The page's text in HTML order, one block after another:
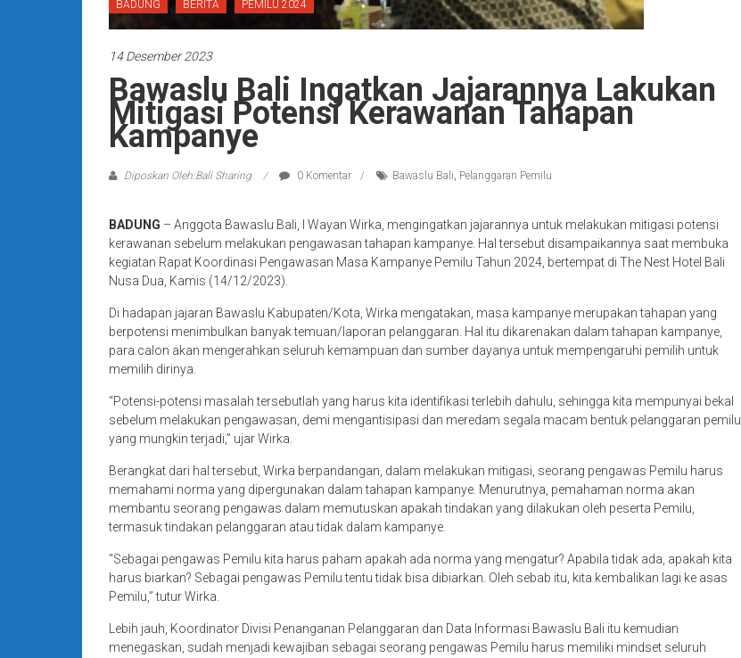
BADUNG BERITA PEMILU 2024
14 Desember 2023
Bawaslu Bali Ingatkan Jajarannya Lakukan
Mitigasi Potensi Kerawanan Tahapan
Kampanye
Diposkan Oleh:Bali Sharing 0 Komentar Bawaslu Bali, Pelanggaran Pemilu
BADUNG – Anggota Bawaslu Bali, I Wayan Wirka, mengingatkan jajarannya untuk melakukan mitigasi potensi
kerawanan sebelum melakukan pengawasan tahapan kampanye. Hal tersebut disampaikannya saat membuka
kegiatan Rapat Koordinasi Pengawasan Masa Kampanye Pemilu Tahun 2024, bertempat di The Nest Hotel Bali
Nusa Dua, Kamis (14/12/2023).
Di hadapan jajaran Bawaslu Kabupaten/Kota, Wirka mengatakan, masa kampanye merupakan tahapan yang
berpotensi menimbulkan banyak temuan/laporan pelanggaran. Hal itu dikarenakan dalam tahapan kampanye,
para calon akan mengerahkan seluruh kemampuan dan sumber dayanya untuk mempengaruhi pemilih untuk
memilih dirinya.
“Potensi-potensi masalah tersebutlah yang harus kita identifikasi terlebih dahulu, sehingga kita mempunyai bekal
sebelum melakukan pengawasan, demi mengantisipasi dan meredam segala macam bentuk pelanggaran pemilu
yang mungkin terjadi,” ujar Wirka.
Berangkat dari hal tersebut, Wirka berpandangan, dalam melakukan mitigasi, seorang pengawas Pemilu harus
memahami norma yang dipergunakan dalam tahapan kampanye. Menurutnya, pemahaman norma akan
membantu seorang pengawas dalam memutuskan apakah tindakan yang dilakukan oleh peserta Pemilu,
termasuk tindakan pelanggaran atau tidak dalam kampanye.
“Sebagai pengawas Pemilu kita harus paham apakah ada norma yang mengatur? Apabila tidak ada, apakah kita
harus biarkan? Sebagai pengawas Pemilu tentu tidak bisa dibiarkan. Oleh sebab itu, kita kembalikan lagi ke asas
Pemilu,” tutur Wirka.
Lebih jauh, Koordinator Divisi Penanganan Pelanggaran dan Data Informasi Bawaslu Bali itu kemudian
menegaskan, sudah menjadi kewajiban sebagai seorang pengawas Pemilu harus memiliki mindset seluruh